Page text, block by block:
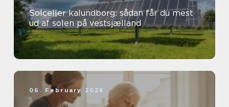
Solceller kalundborg: sådan får du mest
ud af solen på vestsjælland
06. February 2026